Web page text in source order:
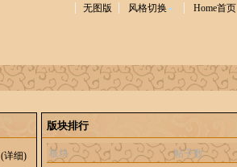
无图版 风格切换 Home首页
(详细)
版块排行
板块
帖子数